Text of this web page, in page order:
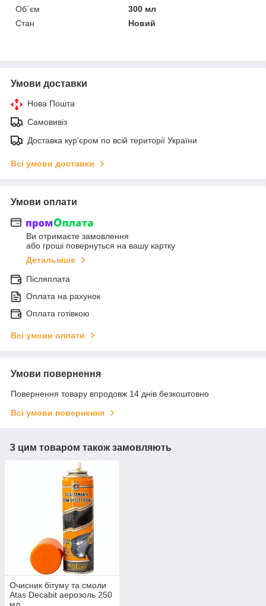
Об`єм
300 мл
Стан
Новий
Умови доставки
Нова Пошта
Самовивіз
Доставка кур'єром по всій території України
Всі умови доставки
Умови оплати
Ви отримаєте замовлення
або гроші повернуться на вашу картку
Детальніше
Післяплата
Оплата на рахунок
Оплата готівкою
Всі умови оплати
Умови повернення
Повернення товару впродовж 14 днів безкоштовно
Всі умови повернення
З цим товаром також замовляють
Очисник бітуму та смоли
Atas Decabit аерозоль 250